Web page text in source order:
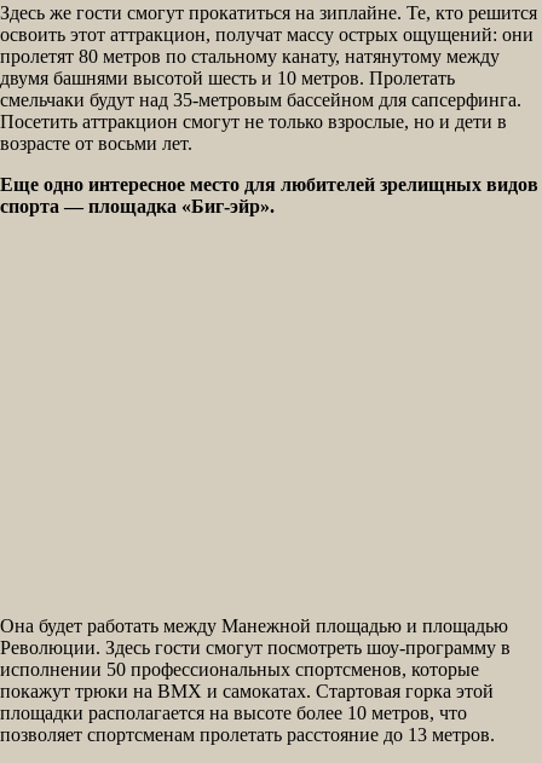
Здесь же гости смогут прокатиться на зиплайне. Те, кто решится
освоить этот аттракцион, получат массу острых ощущений: они
пролетят 80 метров по стальному канату, натянутому между
двумя башнями высотой шесть и 10 метров. Пролетать
смельчаки будут над 35-метровым бассейном для сапсерфинга.
Посетить аттракцион смогут не только взрослые, но и дети в
возрасте от восьми лет.
Еще одно интересное место для любителей зрелищных видов
спорта — площадка «Биг-эйр».
Она будет работать между Манежной площадью и площадью
Революции. Здесь гости смогут посмотреть шоу-программу в
исполнении 50 профессиональных спортсменов, которые
покажут трюки на BMX и самокатах. Стартовая горка этой
площадки располагается на высоте более 10 метров, что
позволяет спортсменам пролетать расстояние до 13 метров.